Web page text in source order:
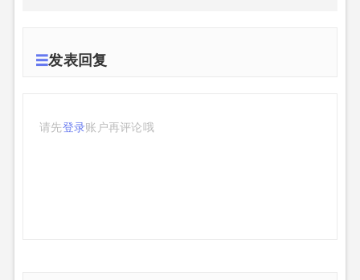
发表回复
请先登录账户再评论哦